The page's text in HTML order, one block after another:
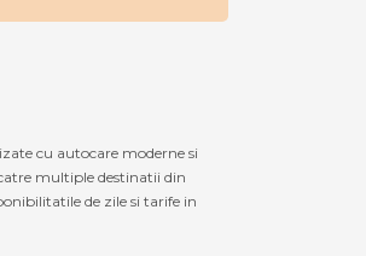
cu autocare moderne si
multiple destinatii din
de zile si tarife in